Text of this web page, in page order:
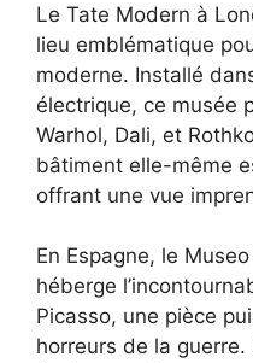
Le Tate Modern à
lieu emblématique
moderne. Installé
électrique, ce musée
Warhol, Dali, et
bâtiment elle-même
offrant une vue
En Espagne, le
héberge
Picasso, une pièce
horreurs de la